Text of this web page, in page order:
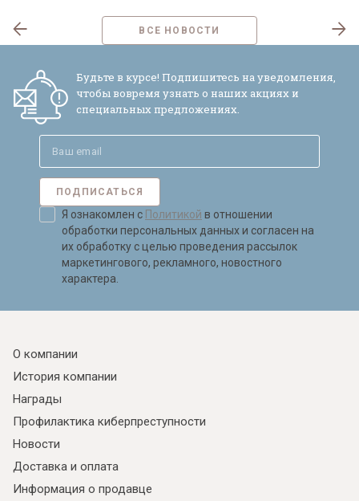
Я ознакомлен с
ВСЕ НОВОСТИ
Будьте в курсе! Подпишитесь на уведомления,
чтобы вовремя узнать о наших акциях и
специальных предложениях.
ПОДПИСАТЬСЯ
Я ознакомлен с Политикой в отношении
обработки персональных данных и согласен на
их обработку с целью проведения рассылок
маркетингового, рекламного, новостного
характера.
О компании
История компании
Награды
Профилактика киберпреступности
Новости
Доставка и оплата
Информация о продавце